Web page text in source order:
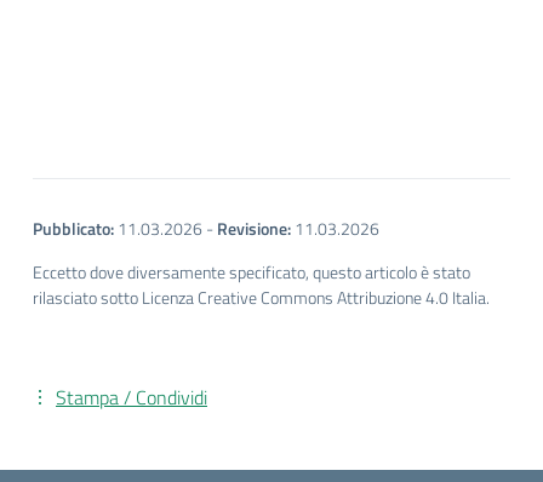
Pubblicato:11.03.2026 -Revisione:11.03.2026
Eccetto dove diversamente specificato, questo articolo è stato
rilasciato sotto Licenza Creative Commons Attribuzione 4.0 Italia.
Stampa / Condividi